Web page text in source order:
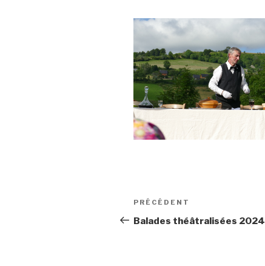
Navigation
de
Article
précédent
PRÉCÉDENT
Balades théâtralisées 2024